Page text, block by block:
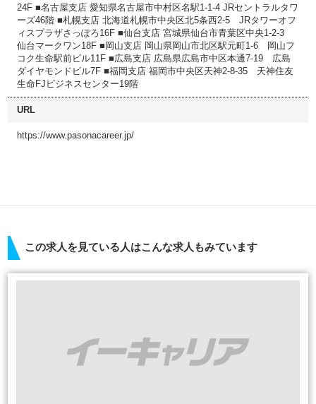
24F ■名古屋支店 愛知県名古屋市中村区名駅1-1-4 JRセントラルタワ
ーズ46階 ■札幌支店 北海道札幌市中央区北5条西2-5 JRタワーオフ
ィスプラザさっぽろ16F ■仙台支店 宮城県仙台市青葉区中央1-2-3
仙台マークワン18F ■岡山支店 岡山県岡山市北区駅元町1-6 岡山フ
コク生命駅前ビル11F ■広島支店 広島県広島市中区本通7-19 広島
ダイヤモンドビル7F ■福岡支店 福岡市中央区天神2-8-35 天神住友
生命FJビジネスセンター19階
URL
https://www.pasonacareer.jp/
この求人を見ている人はこんな求人もみています